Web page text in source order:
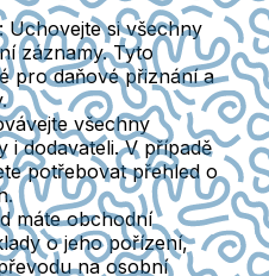
: Uchovejte si všechny
záznamy. Tyto
pro daňové přiznání a
všechny
i dodavateli. V případě
potřebovat přehled o
máte obchodní
o jeho pořízení,
na osobní